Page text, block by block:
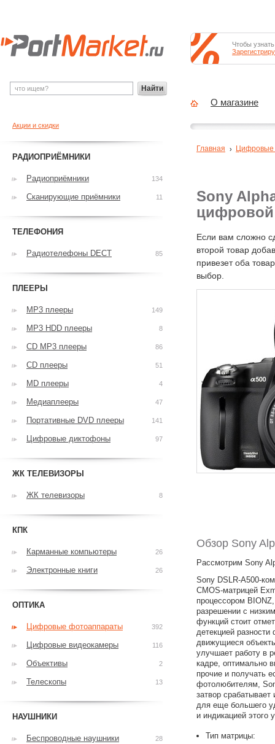
Sony
цифровой
Если вам сложно
второй товар
привезет оба
выбор.
Обзор Sony
Рассмотрим Sony
Sony DSLR-A500-
CMOS-матрицей
процессором
разрешении с
функций стоит
детекцией
движущиеся
улучшает работу в
кадре, оптимально
прочие и получать
фотолюбителям,
затвор
для еще большего
и индикацией этого
Тип матрицы:
Главная Цифровые
Акции и скидки
РАДИОПРИЁМНИКИ
Радиоприёмники 134
Сканирующие приёмники 11
ТЕЛЕФОНИЯ
Радиотелефоны DECT 85
ПЛЕЕРЫ
MP3 плееры 149
MP3 HDD плееры 8
CD MP3 плееры 86
CD плееры 51
MD плееры 4
Медиаплееры 47
Портативные DVD плееры 141
Цифровые диктофоны 97
ЖК ТЕЛЕВИЗОРЫ
ЖК телевизоры 8
КПК
Карманные компьютеры 26
Электронные книги 26
ОПТИКА
Цифровые фотоаппараты 392
Цифровые видеокамеры 116
Объективы 2
Телескопы 13
НАУШНИКИ
Беспроводные наушники 28
Найти
Чтобы
О магазине